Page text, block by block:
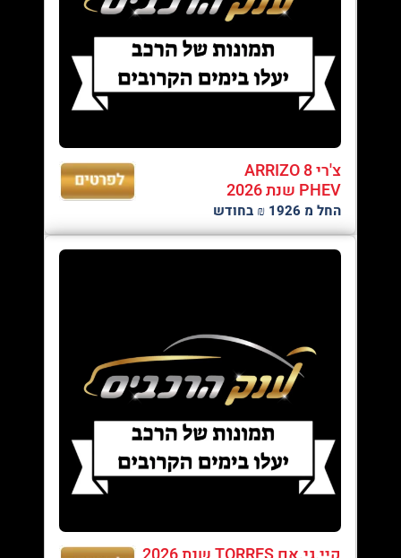
צ'רי ARRIZO 8
PHEV שנת 2026
החל מ 1926 ₪ בחודש